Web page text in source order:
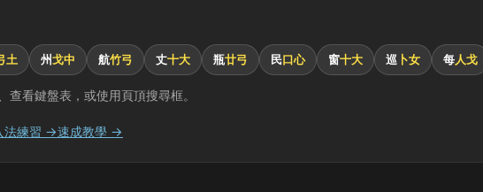
土 州戈中 航竹弓 丈十大 瓶廿弓 民口心 窗十大 巡 卜女 每人戈
看鍵盤表，或使用頁頂搜尋框。
法練習 →速成教學 →